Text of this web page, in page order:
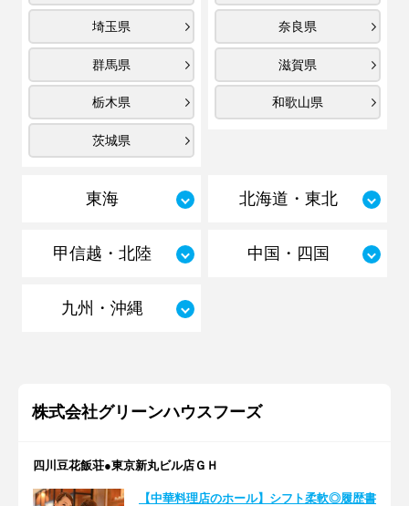
埼玉県
群馬県
栃木県
茨城県
奈良県
滋賀県
和歌山県
東海 北海道・東北
甲信越・北陸 中国・四国
九州・沖縄
株式会社グリーンハウスフーズ
四川豆花飯荘●東京新丸ビル店ＧＨ
【中華料理店のホール】シフト柔軟◎履歴書